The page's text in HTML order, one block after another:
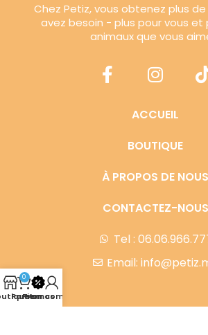
Chez Petiz, vous obtenez plus
avez besoin - plus pour vous et
animaux que vous
ACCUEIL
BOUTIQUE
À PROPOS DE NOUS
CONTACTEZ-NOUS
Tel :
Email:
0
Panier
Promos
Mon compte